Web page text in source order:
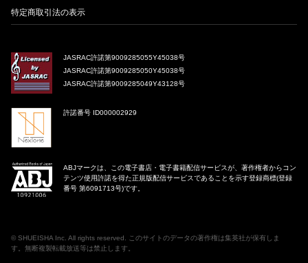
特定商取引法の表示
JASRAC許諾第9009285055Y45038号
JASRAC許諾第9009285050Y45038号
JASRAC許諾第9009285049Y43128号
許諾番号 ID000002929
ABJマークは、この電子書店・電子書籍配信サービスが、著作権者からコン
テンツ使用許諾を得た正規版配信サービスであることを示す登録商標(登録
番号 第6091713号)です。
© SHUEISHA Inc . All rights reserved. このサイトのデータの著作権は集英社が保有しま
す。無断複製転載放送等は禁止します。